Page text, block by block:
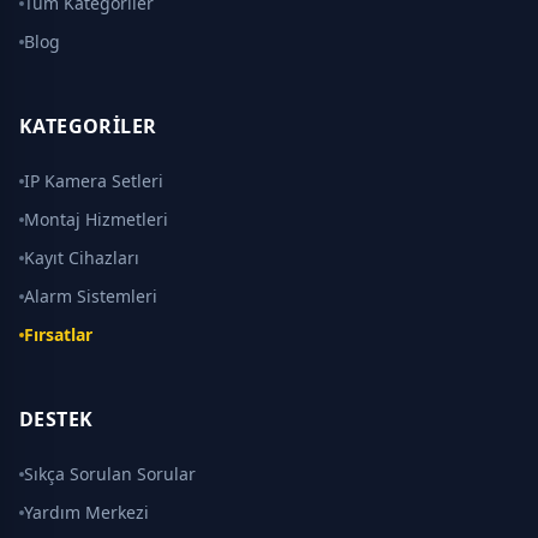
Blog
KATEGORILER
IP Kamera Setleri
Montaj Hizmetleri
Kayıt Cihazları
Alarm Sistemleri
Fırsatlar
DESTEK
Sıkça Sorulan Sorular
Yardım Merkezi